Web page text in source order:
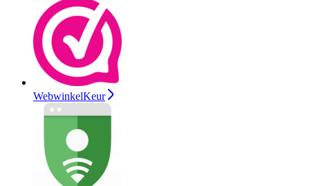
WebwinkelKeur